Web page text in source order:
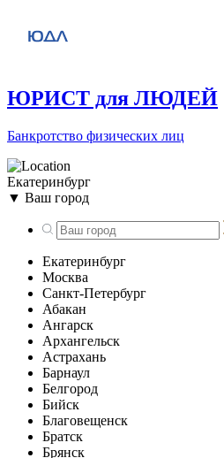
ЮРИСТ для ЛЮДЕЙ
Банкротство физических лиц
Екатеринбург
▼ Ваш город
Екатеринбург
Москва
Санкт-Петербург
Абакан
Ангарск
Архангельск
Астрахань
Барнаул
Белгород
Бийск
Благовещенск
Братск
Брянск